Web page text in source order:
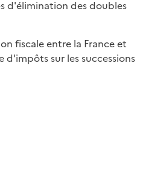
d'élimination des doubles
fiscale entre la France et
d'impôts sur les successions